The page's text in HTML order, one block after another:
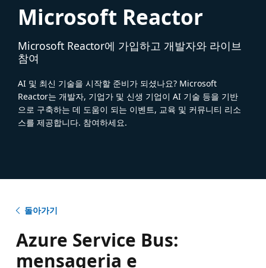
Microsoft Reactor
Microsoft Reactor에 가입하고 개발자와 라이브
참여
AI 및 최신 기술을 시작할 준비가 되셨나요? Microsoft
Reactor는 개발자, 기업가 및 신생 기업이 AI 기술 등을 기반
으로 구축하는 데 도움이 되는 이벤트, 교육 및 커뮤니티 리소
스를 제공합니다. 참여하세요.
돌아가기
Azure Service Bus:
mensageria e